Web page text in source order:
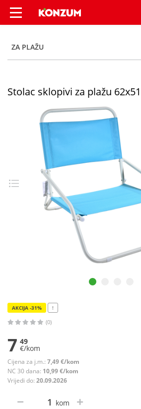
Stolac sklopivi za plažu
ZA PLAŽU
Stolac sklopivi za plažu
AKCIJA -31% !
(0)
7 49
€/kom
Cijena za j.m.: 7,49 €/kom
NC 30 dana: 10,99 €/kom
Vrijedi do: 20.09.2026
kom